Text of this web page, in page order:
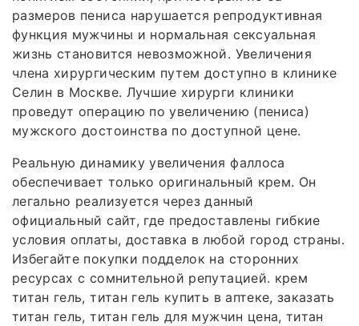
размеров пениса нарушается репродуктивная
функция мужчины и нормальная сексуальная
жизнь становится невозможной. Увеличения
члена хирургическим путем доступно в клинике
Селин в Москве. Лучшие хирурги клиники
проведут операцию по увеличению (пениса)
мужского достоинства по доступной цене.
Реальную динамику увеличения фаллоса
обеспечивает только оригинальный крем. Он
легально реализуется через данный
официальный сайт, где предоставлены гибкие
условия оплаты, доставка в любой город страны.
Избегайте покупки подделок на сторонних
ресурсах с сомнительной репутацией. крем
титан гель, титан гель купить в аптеке, заказать
титан гель, титан гель для мужчин цена, титан